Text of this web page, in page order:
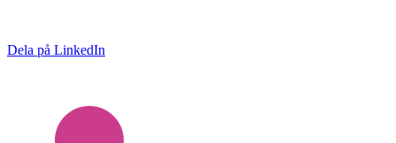
Dela på LinkedIn